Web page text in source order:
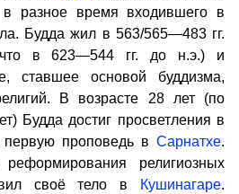
в разное время входившего в
Будда жил в 563/565—483 гг.
в 623—544 гг. до н.э.) и
ставшее основой буддизма,
В возрасте 28 лет (по
Будда достиг просветления в
первую проповедь в Сарнатхе.
реформирования религиозных
своё тело в
Кушинагаре.